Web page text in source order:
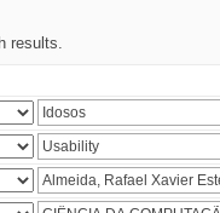
results.